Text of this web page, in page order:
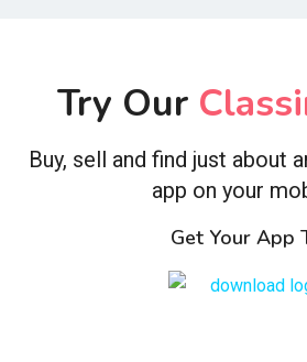
Try Our
Buy, sell and find just about
app on your
Get Your App